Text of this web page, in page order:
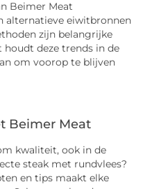
Beimer Meat
alternatieve eiwitbronnen
zijn belangrijke
deze trends in de
om voorop te blijven
Beimer Meat
kwaliteit, ook in de
steak met rundvlees?
en tips maakt elke